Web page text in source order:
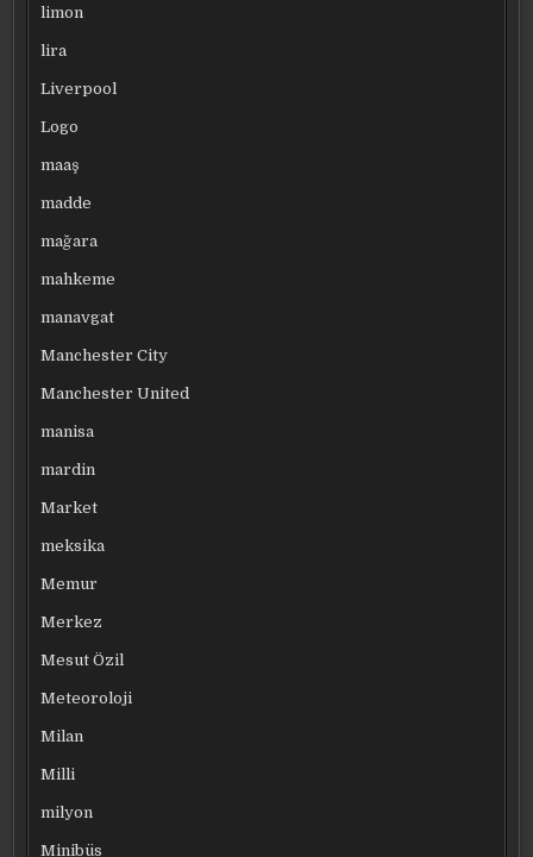
limon
lira
Liverpool
Logo
maaş
madde
mağara
mahkeme
manavgat
Manchester City
Manchester United
manisa
mardin
Market
meksika
Memur
Merkez
Mesut Özil
Meteoroloji
Milan
Milli
milyon
Minibüs